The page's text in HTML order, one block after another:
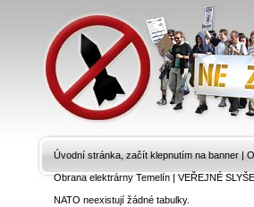
Úvodní stránka, začít klepnutím na banner |
Obrana elektrárny Temelín|VEŘEJNÉ
NATO neexistují žádné tabulky.